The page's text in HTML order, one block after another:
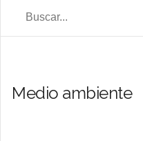
Medio ambiente